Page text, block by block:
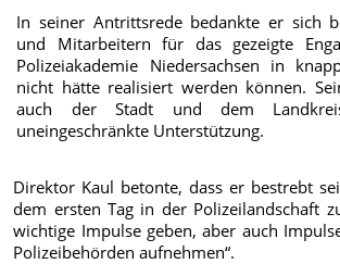
In seiner Antrittsrede bedankte er sich
und Mitarbeitern für das gezeigte
Polizeiakademie Niedersachsen in
nicht hätte realisiert werden können.
auch der Stadt und dem
uneingeschränkte Unterstützung.
Direktor Kaul betonte, dass er bestrebt
dem ersten Tag in der Polizeilandschaft
wichtige Impulse geben, aber auch
Polizeibehörden aufnehmen“.